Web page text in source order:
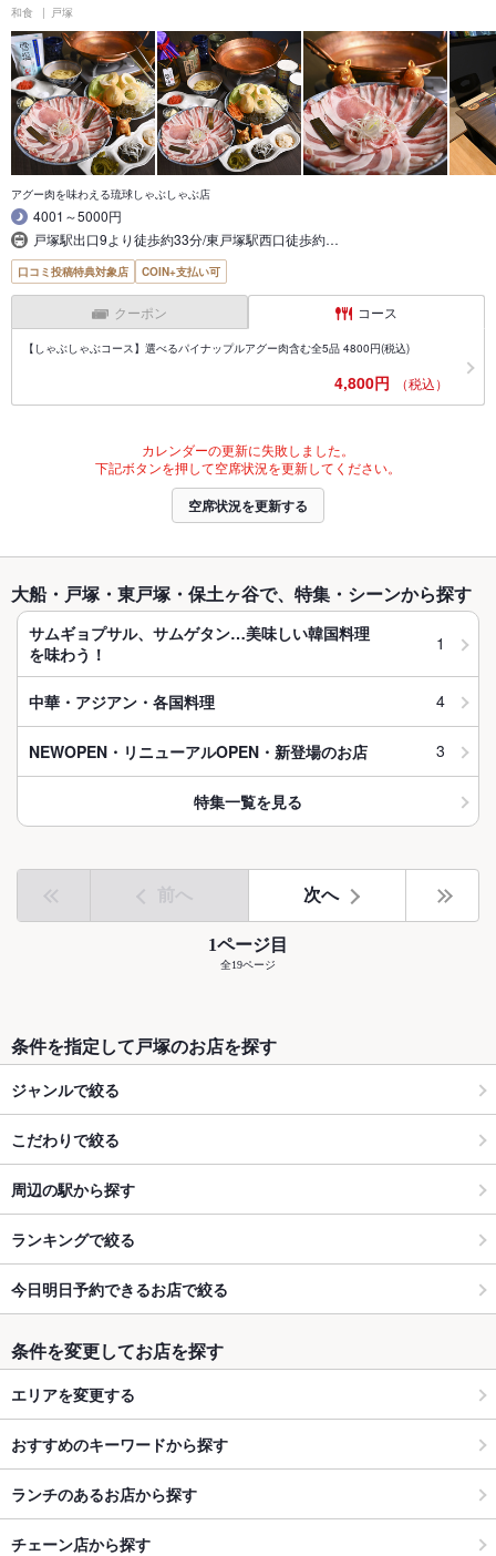
和食 戸塚
アグー肉を味わえる琉球しゃぶしゃぶ店
4001～5000円
戸塚駅出口9より徒歩約33分/東戸塚駅西口徒歩約…
口コミ投稿特典対象店 COIN+支払い可
クーポン コース
【しゃぶしゃぶコース】選べるパイナップルアグー肉含む全5品 4800円(税込)
4,800円 （税込）
カレンダーの更新に失敗しました。
下記ボタンを押して空席状況を更新してください。
空席状況を更新する
大船・戸塚・東戸塚・保土ヶ谷で、特集・シーンから探す
サムギョプサル、サムゲタン…美味しい韓国料理
を味わう！
1
中華・アジアン・各国料理 4
NEWOPEN・リニューアルOPEN・新登場のお店 3
特集一覧を見る
前へ 次へ
1ページ目
全19ページ
条件を指定して戸塚のお店を探す
ジャンルで絞る
こだわりで絞る
周辺の駅から探す
ランキングで絞る
今日明日予約できるお店で絞る
条件を変更してお店を探す
エリアを変更する
おすすめのキーワードから探す
ランチのあるお店から探す
チェーン店から探す